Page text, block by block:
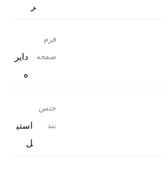
ر
فرم
صفحه
دایر
ه
جنس
بند
استی
ل